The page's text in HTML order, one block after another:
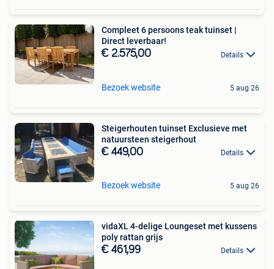
Compleet 6 persoons teak tuinset |
Direct leverbaar!
€ 2.575,00 Details
Bezoek website 5 aug 26
Steigerhouten tuinset Exclusieve met
natuursteen steigerhout
€ 449,00 Details
Bezoek website 5 aug 26
vidaXL 4-delige Loungeset met kussens
poly rattan grijs
€ 461,99 Details